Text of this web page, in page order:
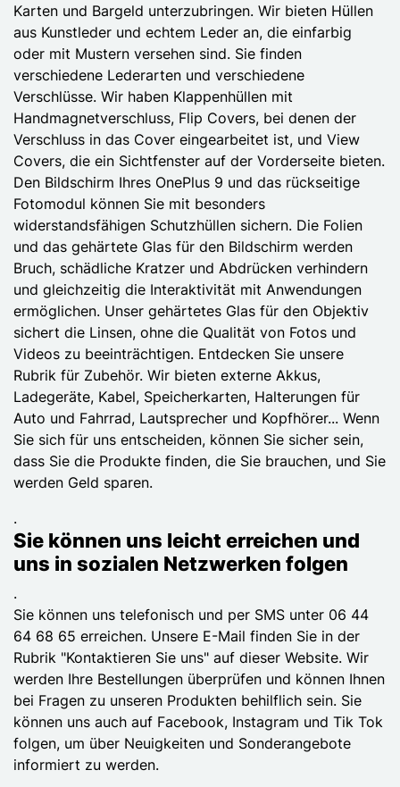
Karten und Bargeld unterzubringen. Wir bieten Hüllen
aus Kunstleder und echtem Leder an, die einfarbig
oder mit Mustern versehen sind. Sie finden
verschiedene Lederarten und verschiedene
Verschlüsse. Wir haben Klappenhüllen mit
Handmagnetverschluss, Flip Covers, bei denen der
Verschluss in das Cover eingearbeitet ist, und View
Covers, die ein Sichtfenster auf der Vorderseite bieten.
Den Bildschirm Ihres OnePlus 9 und das rückseitige
Fotomodul können Sie mit besonders
widerstandsfähigen Schutzhüllen sichern. Die Folien
und das gehärtete Glas für den Bildschirm werden
Bruch, schädliche Kratzer und Abdrücken verhindern
und gleichzeitig die Interaktivität mit Anwendungen
ermöglichen. Unser gehärtetes Glas für den Objektiv
sichert die Linsen, ohne die Qualität von Fotos und
Videos zu beeinträchtigen. Entdecken Sie unsere
Rubrik für Zubehör. Wir bieten externe Akkus,
Ladegeräte, Kabel, Speicherkarten, Halterungen für
Auto und Fahrrad, Lautsprecher und Kopfhörer... Wenn
Sie sich für uns entscheiden, können Sie sicher sein,
dass Sie die Produkte finden, die Sie brauchen, und Sie
werden Geld sparen.
.
Sie können uns leicht erreichen und
uns in sozialen Netzwerken folgen
.
Sie können uns telefonisch und per SMS unter 06 44
64 68 65 erreichen. Unsere E-Mail finden Sie in der
Rubrik "Kontaktieren Sie uns" auf dieser Website. Wir
werden Ihre Bestellungen überprüfen und können Ihnen
bei Fragen zu unseren Produkten behilflich sein. Sie
können uns auch auf Facebook, Instagram und Tik Tok
folgen, um über Neuigkeiten und Sonderangebote
informiert zu werden.